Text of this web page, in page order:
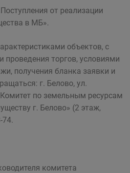
от реализации
в МБ».
объектов, с
проведения торгов, условиями
получения бланка заявки и
г. Белово, ул.
по земельным ресурсам
г. Белово» (2 этаж,
74.
комитета